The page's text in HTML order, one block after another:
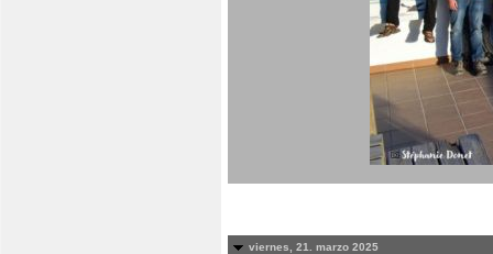
viernes, 21. marzo 2025